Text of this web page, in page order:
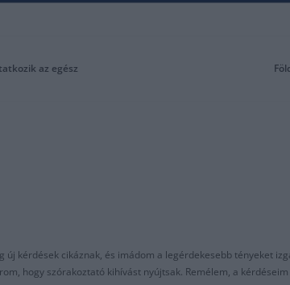
az egész
új kérdések cikáznak, és imádom a legérdekesebb tényeket
hogy szórakoztató kihívást nyújtsak. Remélem, a